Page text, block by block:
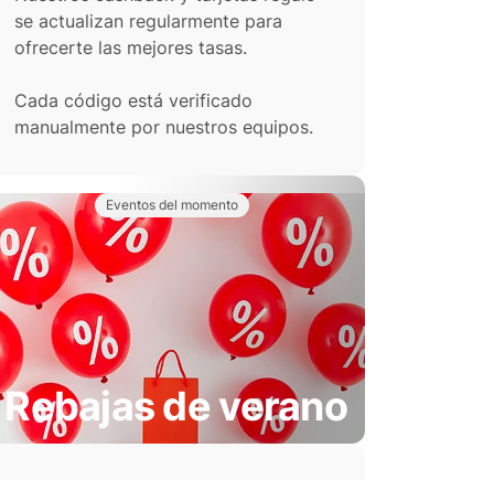
se actualizan regularmente para
ofrecerte las mejores tasas.
Cada código está verificado
manualmente por nuestros equipos.
Eventos del momento
Rebajas de verano